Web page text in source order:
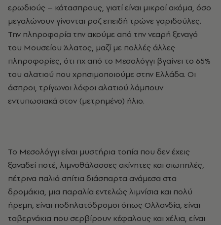
ερωδιούς – κάτασπρους, γιατί είναι μικροί ακόμα, όσο
μεγαλώνουν γίνονται ροζ επειδή τρώνε γαριδούλες.
Την πληροφορία την ακούμε από την νεαρή ξεναγό
του Μουσείου Άλατος, μαζί με πολλές άλλες
πληροφορίες, ότι πχ από το Μεσολόγγι βγαίνει το 65%
του αλατιού που χρησιμοποιούμε στην Ελλάδα. Οι
άσπροι, τρίγωνοι λόφοι αλατιού λάμπουν
εντυπωσιακά στον (μετρημένο) ήλιο.
Το Μεσολόγγι είναι μυστήρια τοπία που δεν έχεις
ξαναδεί ποτέ, λιμνοθάλασσες ακίνητες και σιωπηλές,
πέτρινα παλιά σπίτια διάσπαρτα ανάμεσα στα
δρομάκια, μια παραλία εντελώς λιμνίσια και πολύ
ήρεμη, είναι ποδηλατόδρομοι όπως Ολλανδία, είναι
ταβερνάκια που σερβίρουν κέφαλους και χέλια, είναι